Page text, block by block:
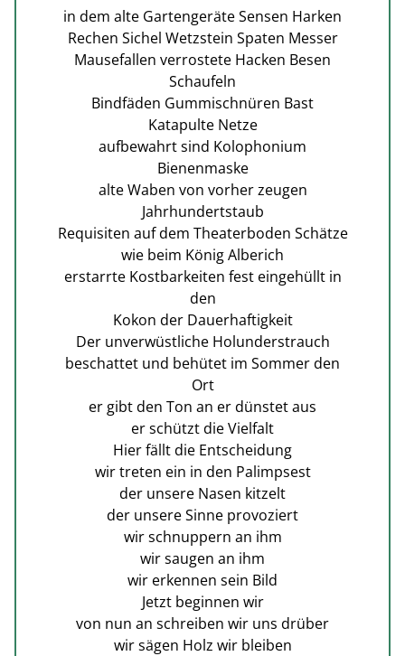
in dem alte Gartengeräte Sensen Harken
Rechen Sichel Wetzstein Spaten Messer
Mausefallen verrostete Hacken Besen
Schaufeln
Bindfäden Gummischnüren Bast
Katapulte Netze
aufbewahrt sind Kolophonium
Bienenmaske
alte Waben von vorher zeugen
Jahrhundertstaub
Requisiten auf dem Theaterboden Schätze
wie beim König Alberich
erstarrte Kostbarkeiten fest eingehüllt in
den
Kokon der Dauerhaftigkeit
Der unverwüstliche Holunderstrauch
beschattet und behütet im Sommer den
Ort
er gibt den Ton an er dünstet aus
er schützt die Vielfalt
Hier fällt die Entscheidung
wir treten ein in den Palimpsest
der unsere Nasen kitzelt
der unsere Sinne provoziert
wir schnuppern an ihm
wir saugen an ihm
wir erkennen sein Bild
Jetzt beginnen wir
von nun an schreiben wir uns drüber
wir sägen Holz wir bleiben